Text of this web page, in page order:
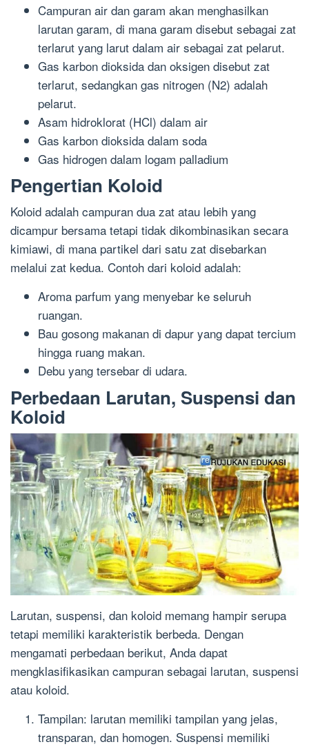
Campuran air dan garam akan menghasilkan
larutan garam, di mana garam disebut sebagai zat
terlarut yang larut dalam air sebagai zat pelarut.
Gas karbon dioksida dan oksigen disebut zat
terlarut, sedangkan gas nitrogen (N2) adalah
pelarut.
Asam hidroklorat (HCl) dalam air
Gas karbon dioksida dalam soda
Gas hidrogen dalam logam palladium
Pengertian Koloid
Koloid adalah campuran dua zat atau lebih yang
dicampur bersama tetapi tidak dikombinasikan secara
kimiawi, di mana partikel dari satu zat disebarkan
melalui zat kedua. Contoh dari koloid adalah:
Aroma parfum yang menyebar ke seluruh
ruangan.
Bau gosong makanan di dapur yang dapat tercium
hingga ruang makan.
Debu yang tersebar di udara.
Perbedaan Larutan, Suspensi dan
Koloid
Larutan, suspensi, dan koloid memang hampir serupa
tetapi memiliki karakteristik berbeda. Dengan
mengamati perbedaan berikut, Anda dapat
mengklasifikasikan campuran sebagai larutan, suspensi
atau koloid.
Tampilan: larutan memiliki tampilan yang jelas,
transparan, dan homogen. Suspensi memiliki